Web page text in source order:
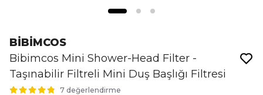
BİBİMCOS
Bibimcos Mini Shower-Head Filter -
Taşınabilir Filtreli Mini Duş Başlığı Filtresi
7 değerlendirme